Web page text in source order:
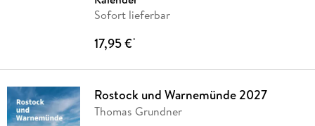
Sofort lieferbar
17,95 €*
Rostock und Warnemünde 2027
Thomas Grundner